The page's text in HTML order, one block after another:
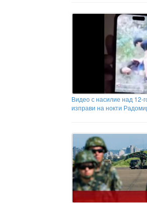
Видео с насилие над 12-
изправи на нокти